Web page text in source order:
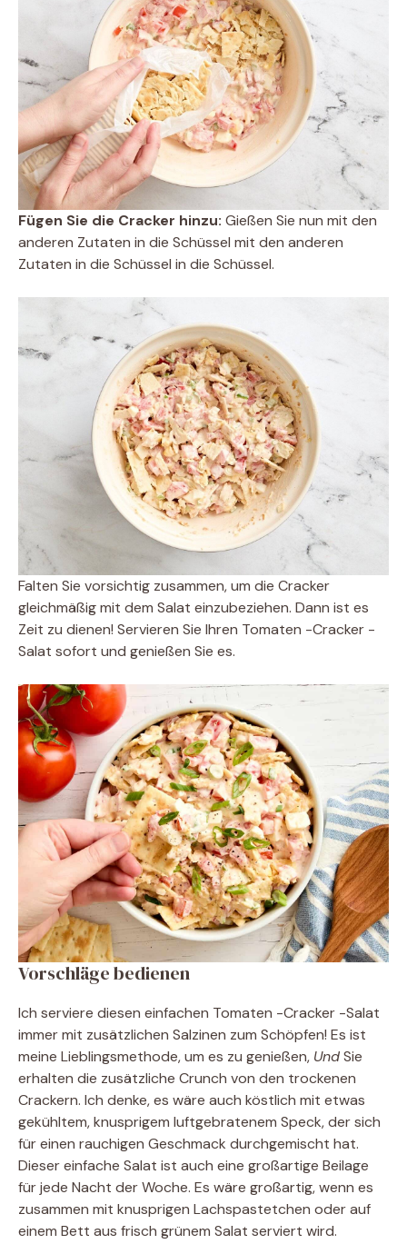
Fügen Sie die Cracker hinzu: Gießen Sie nun mit den
anderen Zutaten in die Schüssel mit den anderen
Zutaten in die Schüssel in die Schüssel.
Falten Sie vorsichtig zusammen, um die Cracker
gleichmäßig mit dem Salat einzubeziehen. Dann ist es
Zeit zu dienen! Servieren Sie Ihren Tomaten -Cracker -
Salat sofort und genießen Sie es.
Vorschläge bedienen
Ich serviere diesen einfachen Tomaten -Cracker -Salat
immer mit zusätzlichen Salzinen zum Schöpfen! Es ist
meine Lieblingsmethode, um es zu genießen, UndSie
erhalten die zusätzliche Crunch von den trockenen
Crackern. Ich denke, es wäre auch köstlich mit etwas
gekühltem, knusprigem luftgebratenem Speck, der sich
für einen rauchigen Geschmack durchgemischt hat.
Dieser einfache Salat ist auch eine großartige Beilage
für jede Nacht der Woche. Es wäre großartig, wenn es
zusammen mit knusprigen Lachspastetchen oder auf
einem Bett aus frisch grünem Salat serviert wird.